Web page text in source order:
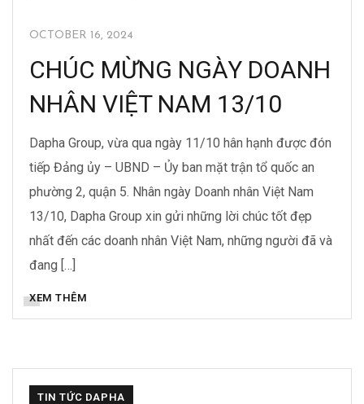
OCTOBER 16, 2024
CHÚC MỪNG NGÀY DOANH
NHÂN VIỆT NAM 13/10
Dapha Group, vừa qua ngày 11/10 hân hạnh được đón
tiếp Đảng ủy – UBND – Ủy ban mặt trận tổ quốc an
phường 2, quận 5. Nhân ngày Doanh nhân Việt Nam
13/10, Dapha Group xin gửi những lời chúc tốt đẹp
nhất đến các doanh nhân Việt Nam, những người đã và
đang […]
XEM THÊM
TIN TỨC DAPHA